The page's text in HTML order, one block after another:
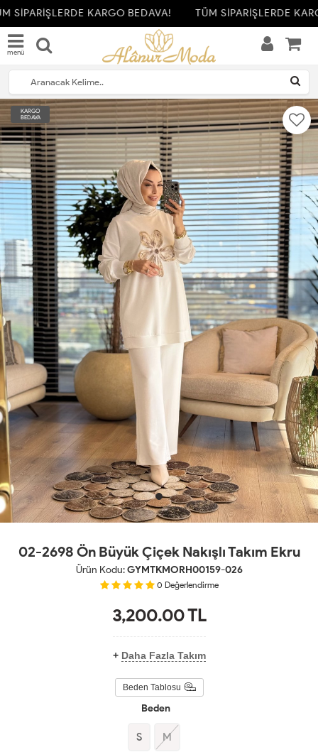
SİPARİŞLERDE KARGO BEDAVA! TÜM SİPARİŞLERDE
menü
KARGO
BEDAVA
02-2698 Ön Büyük Çiçek Nakışlı Takım Ekru
Ürün Kodu:GYMTKMORH00159-026
0 Değerlendirme
3,200.00TL
+ Daha Fazla Takım
Beden Tablosu
Beden
S M